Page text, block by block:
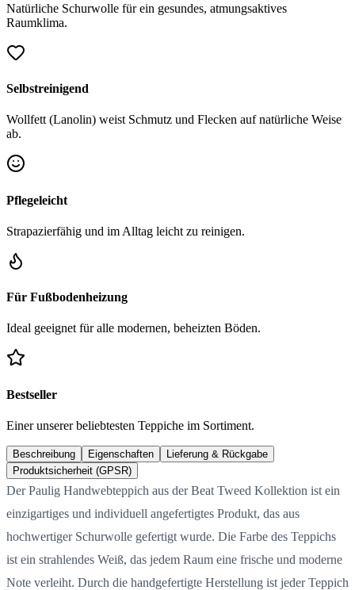
Natürliche Schurwolle für ein gesundes, atmungsaktives
Raumklima.
Selbstreinigend
Wollfett (Lanolin) weist Schmutz und Flecken auf natürliche Weise
ab.
Pflegeleicht
Strapazierfähig und im Alltag leicht zu reinigen.
Für Fußbodenheizung
Ideal geeignet für alle modernen, beheizten Böden.
Bestseller
Einer unserer beliebtesten Teppiche im Sortiment.
Beschreibung Eigenschaften
Lieferung & Rückgabe
Produktsicherheit (GPSR)
Der Paulig Handwebteppich aus der Beat Tweed Kollektion ist ein
einzigartiges und individuell angefertigtes Produkt, das aus
hochwertiger Schurwolle gefertigt wurde. Die Farbe des Teppichs
ist ein strahlendes Weiß, das jedem Raum eine frische und moderne
Note verleiht. Durch die handgefertigte Herstellung ist jeder Teppich